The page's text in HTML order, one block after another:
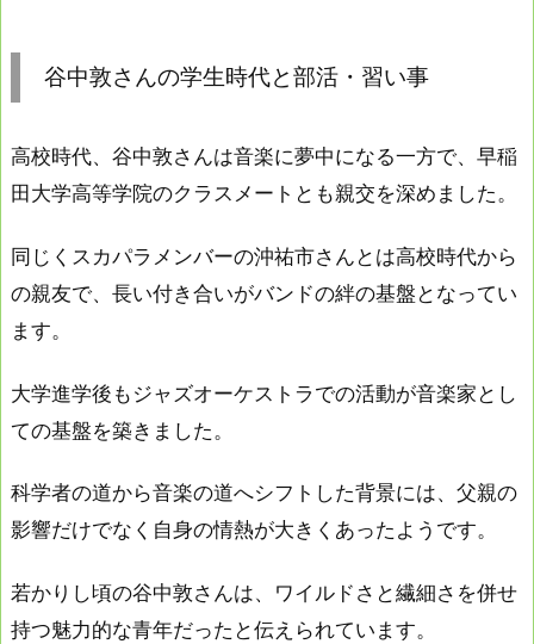
谷中敦さんの学生時代と部活・習い事
高校時代、谷中敦さんは音楽に夢中になる一方で、早稲
田大学高等学院のクラスメートとも親交を深めました。
同じくスカパラメンバーの沖祐市さんとは高校時代から
の親友で、長い付き合いがバンドの絆の基盤となってい
ます。
大学進学後もジャズオーケストラでの活動が音楽家とし
ての基盤を築きました。
科学者の道から音楽の道へシフトした背景には、父親の
影響だけでなく自身の情熱が大きくあったようです。
若かりし頃の谷中敦さんは、ワイルドさと繊細さを併せ
持つ魅力的な青年だったと伝えられています。